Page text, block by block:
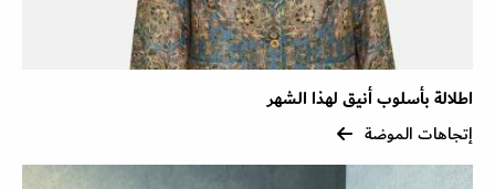
اطلالة بأسلوب أنيق لهذا الشهر
إتجاهات الموضة